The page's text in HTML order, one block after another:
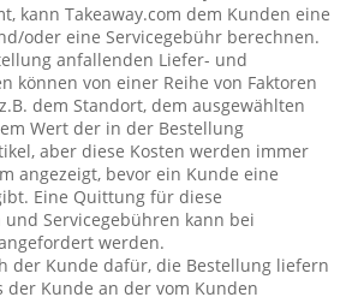
kann Takeaway.com dem Kunden eine
oder eine Servicegebühr berechnen.
anfallenden Liefer- und
können von einer Reihe von Faktoren
dem Standort, dem ausgewählten
Wert der in der Bestellung
aber diese Kosten werden immer
angezeigt, bevor ein Kunde eine
Eine Quittung für diese
Servicegebühren kann bei
werden.
der Kunde dafür, die Bestellung liefern
der Kunde an der vom Kunden